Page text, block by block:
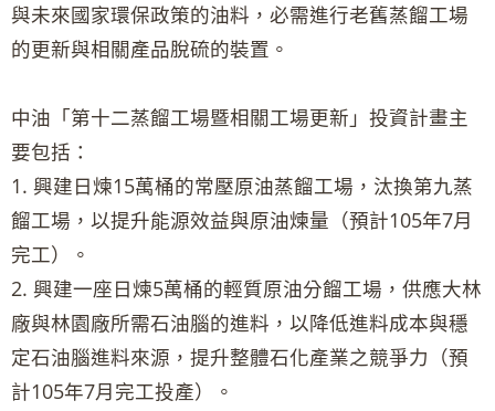
與未來國家環保政策的油料，必需進行老舊蒸餾工場
的更新與相關產品脫硫的裝置。
中油「第十二蒸餾工場暨相關工場更新」投資計畫主
要包括：
1. 興建日煉15萬桶的常壓原油蒸餾工場，汰換第九蒸
餾工場，以提升能源效益與原油煉量（預計105年7月
完工）。
2. 興建一座日煉5萬桶的輕質原油分餾工場，供應大林
廠與林園廠所需石油腦的進料，以降低進料成本與穩
定石油腦進料來源，提升整體石化產業之競爭力（預
計105年7月完工投產）。